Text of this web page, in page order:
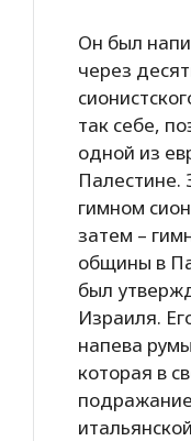
Он был
через
так себе,
одной из
Палестине.
гимном
затем –
общины в
был
Израиля.
напева
которая в